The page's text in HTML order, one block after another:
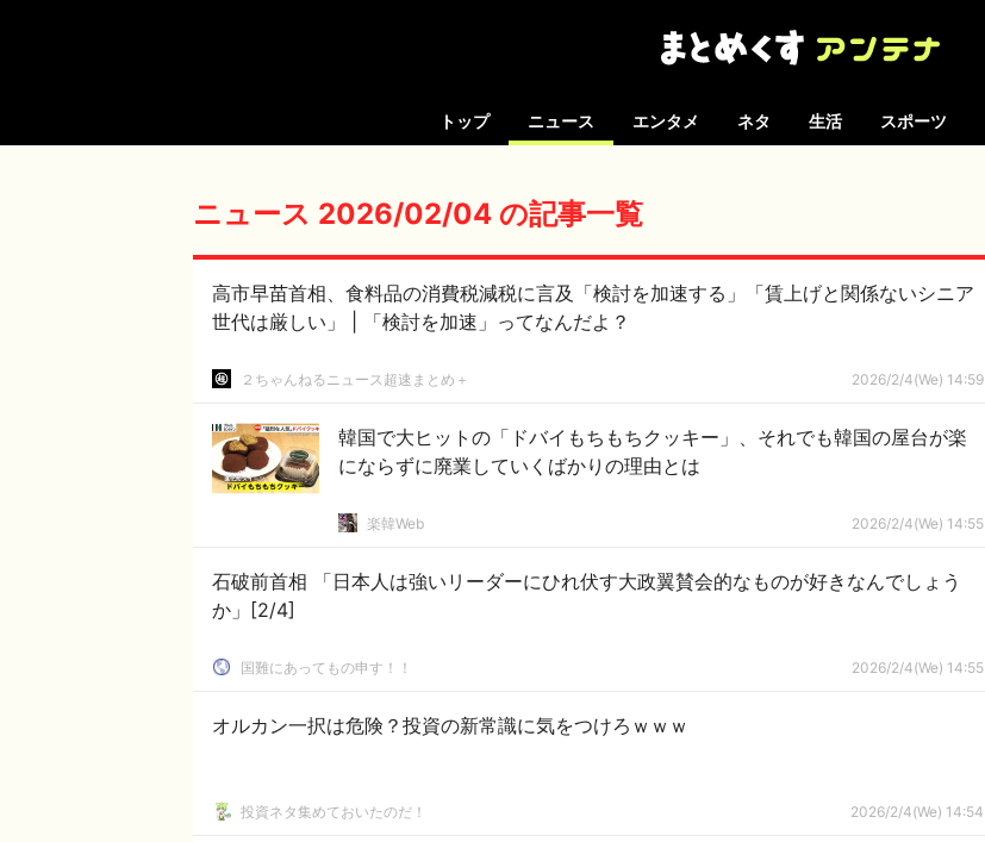
トップ ニュース エンタメ ネタ 生活 スポーツ
ニュース 2026/02/04 の記事一覧
高市早苗首相、食料品の消費税減税に言及「検討を加速する」「賃上げと関係ないシニア
世代は厳しい」 | 「検討を加速」ってなんだよ？
２ちゃんねるニュース超速まとめ＋ 2026/2/4(We) 14:59
韓国で大ヒットの「ドバイもちもちクッキー」、それでも韓国の屋台が楽
にならずに廃業していくばかりの理由とは
楽韓Web 2026/2/4(We) 14:55
石破前首相 「日本人は強いリーダーにひれ伏す大政翼賛会的なものが好きなんでしょう
か」[2/4]
国難にあってもの申す！！ 2026/2/4(We) 14:55
オルカン一択は危険？投資の新常識に気をつけろｗｗｗ
投資ネタ集めておいたのだ！ 2026/2/4(We) 14:54